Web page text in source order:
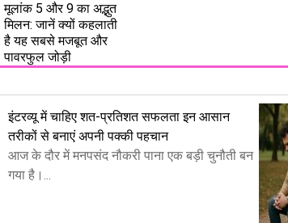
मूलांक 5 और 9 का अद्भुत
मिलन: जानें क्यों कहलाती
है यह सबसे मजबूत और
पावरफुल जोड़ी
इंटरव्यू में चाहिए शत-प्रतिशत सफलता इन आसान
तरीकों से बनाएं अपनी पक्की पहचान
आज के दौर में मनपसंद नौकरी पाना एक बड़ी चुनौती बन
गया है।...